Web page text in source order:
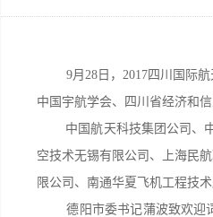
9月28日，2017四川国际航
中国宇航学会、四川省经济和
中国航天科技集团公司、中
空技术无锡有限公司、上海民
限公司、南通华夏飞机工程技
德阳市委书记蒲波致欢迎词